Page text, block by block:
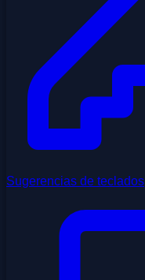
Sugerencias de teclados